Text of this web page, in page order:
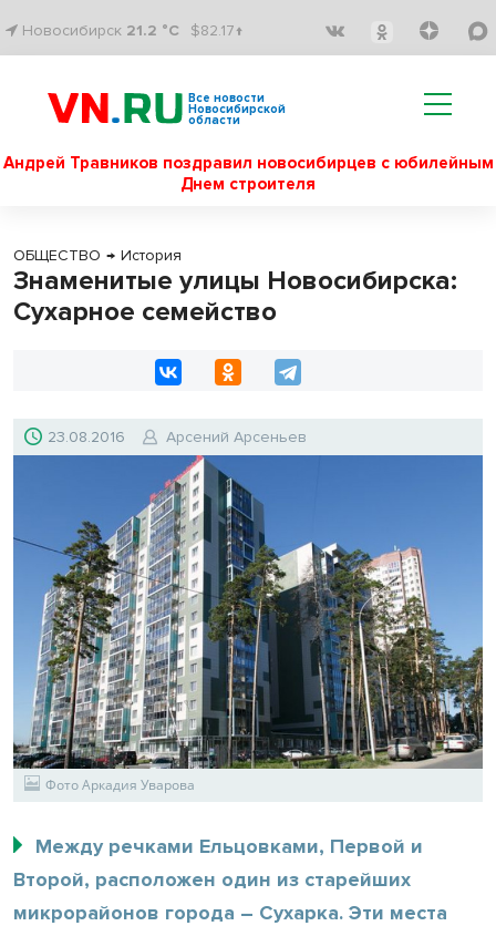
Новосибирск 21.2 °C $82.17↑
Все новости
Новосибирской
области
Андрей Травников поздравил новосибирцев с юбилейным
Днем строителя
ОБЩЕСТВО → История
Знаменитые улицы Новосибирска:
Сухарное семейство
23.08.2016 Арсений Арсеньев
Фото Аркадия Уварова
Между речками Ельцовками, Первой и
Второй, расположен один из старейших
микрорайонов города – Сухарка. Эти места